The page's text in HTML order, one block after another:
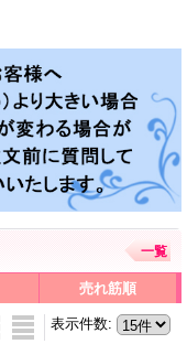
一覧
売れ筋順
表示件数: